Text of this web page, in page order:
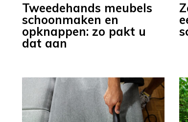
Tweedehands meubels
schoonmaken en
opknappen: zo pakt u
dat aan